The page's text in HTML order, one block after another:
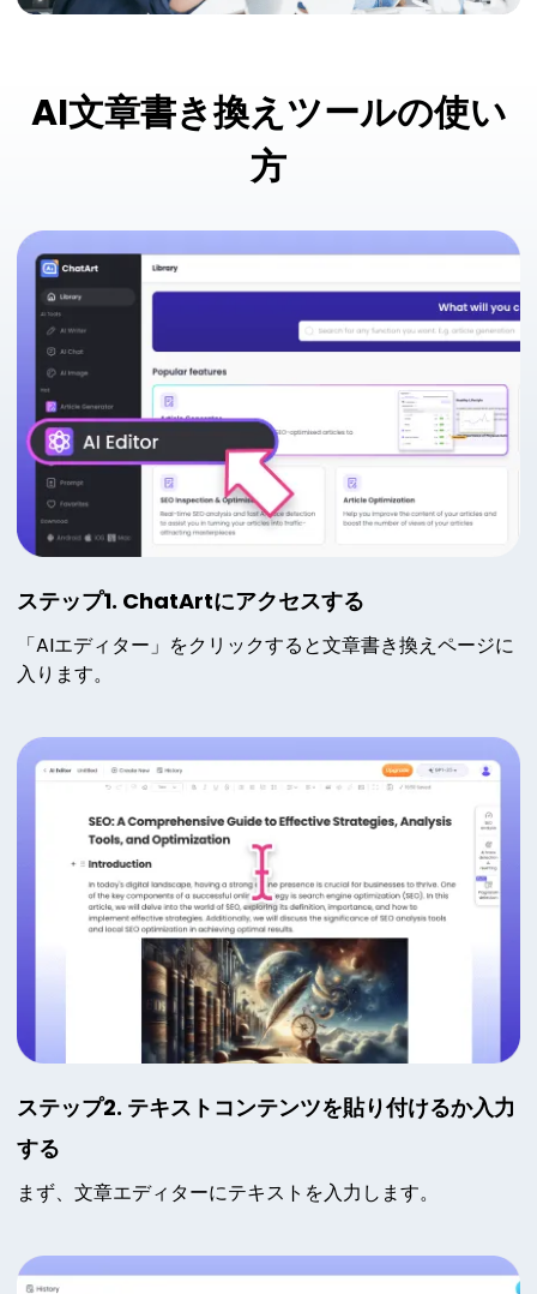
AI文章書き換えツールの使い
方
ステップ1. ChatArtにアクセスする
「AIエディター」をクリックすると文章書き換えページに
入ります。
ステップ2. テキストコンテンツを貼り付けるか入力
する
まず、文章エディターにテキストを入力します。